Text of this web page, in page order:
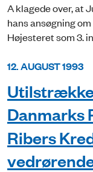
A klagede over, at
hans ansøgning
Højesteret som 3.
12. AUGUST 1993
Danmarks
Ribers